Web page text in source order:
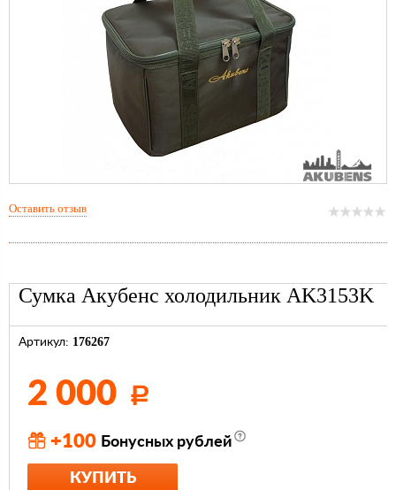
Сумка Акубенс холодильник AK3153K
Артикул: 176267
2 000 Р
+100 Бонусных рублей
КУПИТЬ
Оставить отзыв